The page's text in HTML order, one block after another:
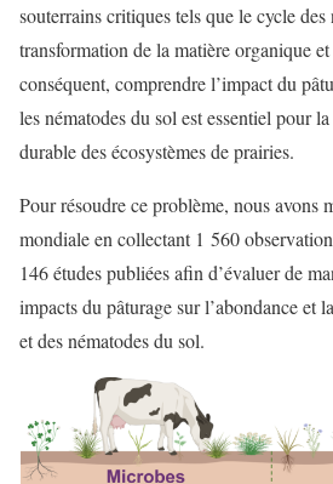
souterrains critiques tels que le cycle
transformation de la matière organique
conséquent, comprendre l’impact du
les nématodes du sol est essentiel pour
durable des écosystèmes de prairies.
Pour résoudre ce problème, nous avons
mondiale en collectant 1 560
146 études publiées afin d’évaluer de
impacts du pâturage sur l’abondance et
et des nématodes du sol.